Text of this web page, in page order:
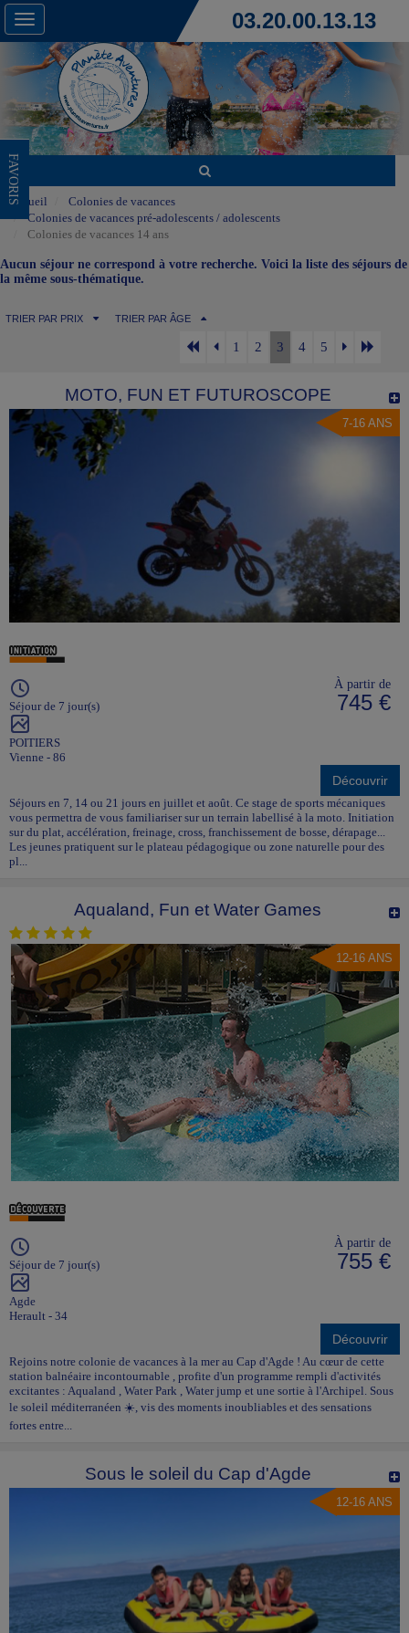
Toggle
navigation
03.20.00.13.13
FAVORIS
Accueil
Colonies de vacances
Colonies de vacances pré-adolescents / adolescents
Colonies de vacances 14 ans
Aucun séjour ne correspond à votre recherche. Voici la liste des séjours de
la même sous-thématique.
TRIER PAR PRIX TRIER PAR ÂGE
1 2 3 4 5
MOTO, FUN ET FUTUROSCOPE
7-16 ANS
Séjour de 7 jour(s)
POITIERS
Vienne - 86
À partir de
745 €
Découvrir
Séjours en 7, 14 ou 21 jours en juillet et août. Ce stage de sports mécaniques
vous permettra de vous familiariser sur un terrain labellisé à la moto. Initiation
sur du plat, accélération, freinage, cross, franchissement de bosse, dérapage...
Les jeunes pratiquent sur le plateau pédagogique ou zone naturelle pour des
pl...
Aqualand, Fun et Water Games
12-16 ANS
Séjour de 7 jour(s)
Agde
Herault - 34
À partir de
755 €
Découvrir
Rejoins notre colonie de vacances à la mer au Cap d'Agde ! Au cœur de cette
station balnéaire incontournable , profite d'un programme rempli d'activités
excitantes : Aqualand , Water Park , Water jump et une sortie à l'Archipel. Sous
le soleil méditerranéen ☀️, vis des moments inoubliables et des sensations
fortes entre...
Sous le soleil du Cap d'Agde
12-16 ANS